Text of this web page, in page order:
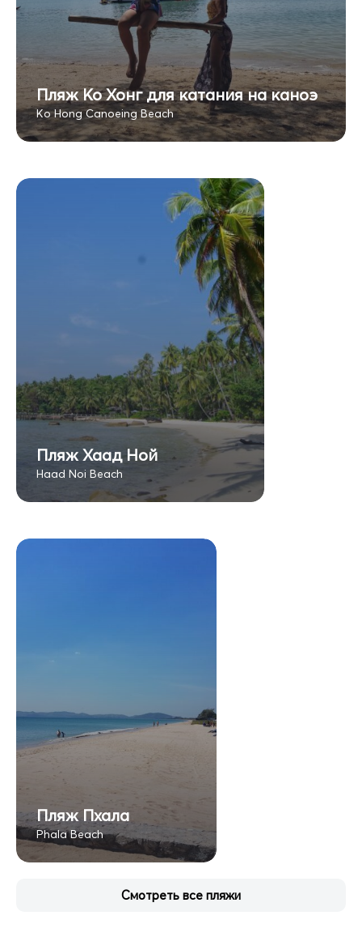
Пляж Ко Хонг для катания на каноэ
Ko Hong Canoeing Beach
Пляж Хаад Ной
Haad Noi Beach
Пляж Пхала
Phala Beach
Смотреть все пляжи